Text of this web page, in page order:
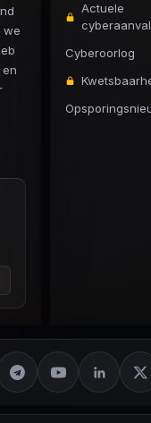
we
Actuele
Cyberoorlog